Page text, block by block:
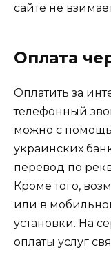
сайте не
Оплата
Оплатить за
телефонный
можно с
украинских
перевод по
Кроме того,
или в
установки. На
оплаты услуг